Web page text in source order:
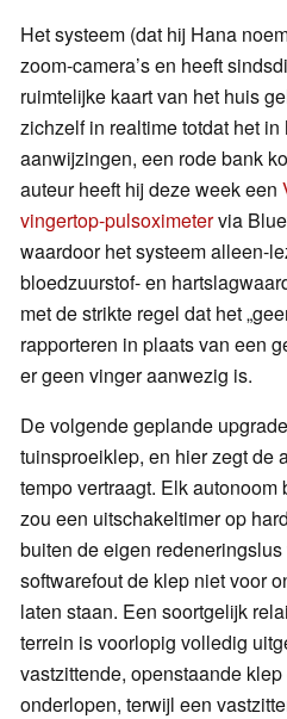
Het systeem (dat hij Hana
zoom-camera’s en heeft
ruimtelijke kaart van het huis
zichzelf in realtime totdat het in
aanwijzingen, een rode bank
auteur heeft hij deze week een
vingertop-pulsoximetervia
waardoor het systeem alleen-
bloedzuurstof- en
met de strikte regel dat het
rapporteren in plaats van een
er geen vinger aanwezig is.
De volgende geplande
tuinsproeiklep, en hier zegt de
tempo vertraagt. Elk
zou een uitschakeltimer op
buiten de eigen
softwarefout de klep niet voor
laten staan. Een soortgelijk
terrein is voorlopig volledig
vastzittende, openstaande
onderlopen, terwijl een